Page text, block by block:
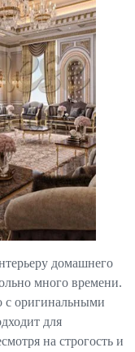
домашнего
много времени.
с оригинальными
для
на строгость и